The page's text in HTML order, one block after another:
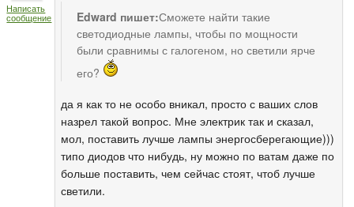
Написать
сообщение Edward пишет:Сможете найти такие
светодиодные лампы, чтобы по мощности
были сравнимы с галогеном, но светили ярче
его?
да я как то не особо вникал, просто с ваших слов
назрел такой вопрос. Мне электрик так и сказал,
мол, поставить лучше лампы энергосберегающие)))
типо диодов что нибудь, ну можно по ватам даже по
больше поставить, чем сейчас стоят, чтоб лучше
светили.